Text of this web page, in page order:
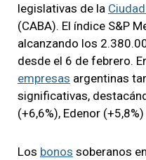
legislativas de la
(CABA). El índice S&P
alcanzando los
desde el 6 de febrero.
empresas argentinas
significativas,
(+6,6%), Edenor
Los bonos soberanos